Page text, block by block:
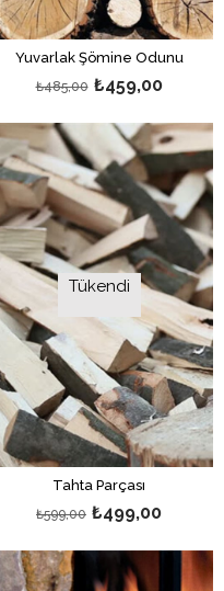
Yuvarlak Şömine Odunu
₺459,00
₺485,00
Tükendi
Tahta Parçası
₺499,00
₺599,00